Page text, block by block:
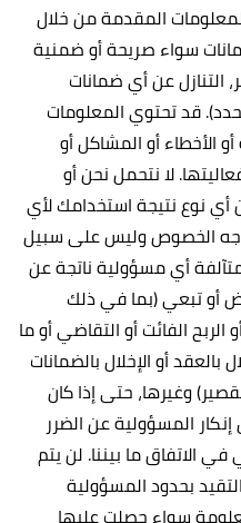
المقدمة من خلال
سواء صريحة أو ضمنية
التنازل عن أي ضمانات
قد تحتوي المعلومات
الأخطاء أو المشاكل أو
لا نتحمل نحن أو
أي نوع نتيجة استخدامك لأي
الخصوص وليس على سبيل
أي مسؤولية ناتجة عن
أو تبعي (بما في ذلك
الفائت أو التقاضي أو ما
أو الإخلال بالضمانات
وغيرها، حتى إذا كان
المسؤولية عن الضرر
الاتفاق ما بيننا. لن يتم
بحدود المسؤولية
سواء حصلت عليها